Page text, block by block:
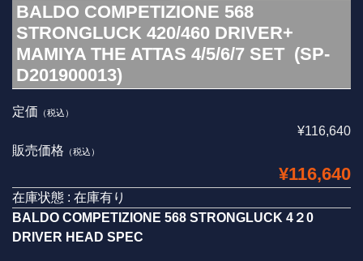
BALDO COMPETIZIONE 568
STRONGLUCK 420/460 DRIVER+
MAMIYA THE ATTAS 4/5/6/7 SET (SP-
D201900013)
定価 （税込）
¥116,640
販売価格 （税込）
¥116,640
在庫状態 : 在庫有り
BALDO COMPETIZIONE 568 STRONGLUCK 4 ２0
DRIVER HEAD SPEC